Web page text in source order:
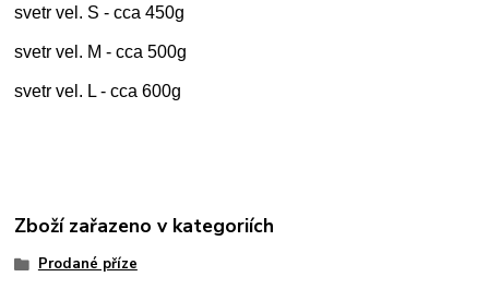
svetr vel. S - cca 450g
svetr vel. M - cca 500g
svetr vel. L - cca 600g
Zboží zařazeno v kategoriích
Prodané příze